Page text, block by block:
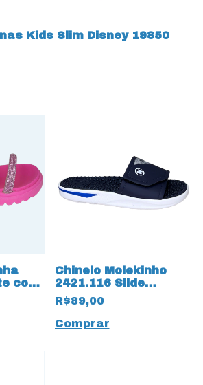
Kids Slim Disney 19850
com
Chinelo Molekinho
2421.116 Slide
Gaspea com Ajustes
17536 Marinho
R$89,00
Comprar